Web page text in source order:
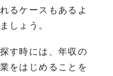
るケースもあるよ
しょう。
す時には、年収の
をはじめることを